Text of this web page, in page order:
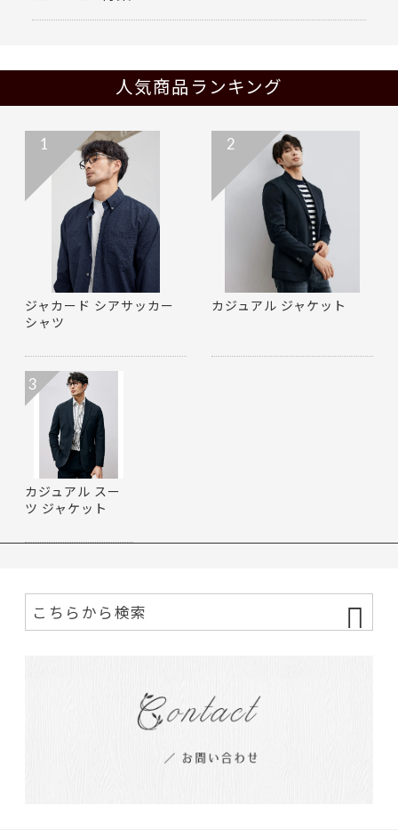
人気商品ランキング
ジャカード シアサッカー
シャツ
1
カジュアル ジャケット
2
カジュアル スー
ツ ジャケット
3